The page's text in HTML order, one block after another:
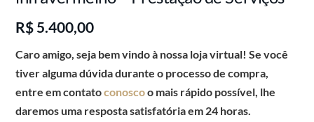
R$ 5.400,00
Caro amigo, seja bem vindo à nossa loja virtual! Se você
tiver alguma dúvida durante o processo de compra,
entre em contatoconoscoo mais rápido possível, lhe
daremos uma resposta satisfatória em 24 horas.